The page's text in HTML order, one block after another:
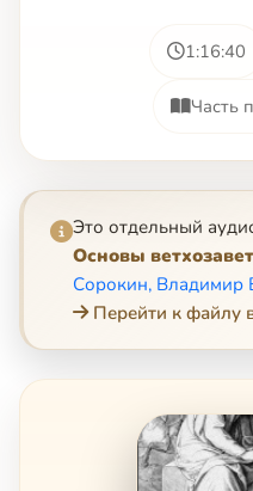
1:16:40
Часть
Это отдельный
Основы
Сорокин, Владимир
Перейти к файлу